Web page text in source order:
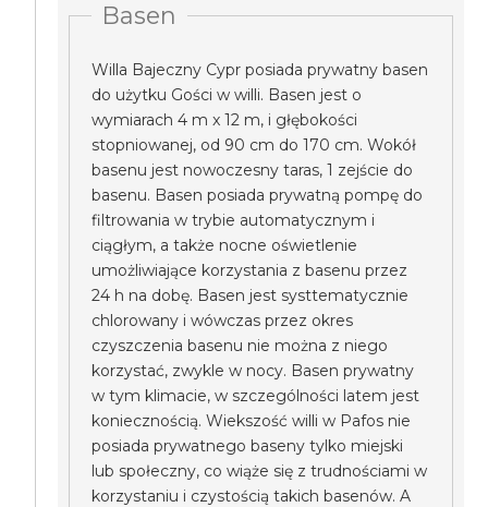
Basen
Willa Bajeczny Cypr posiada prywatny basen
do użytku Gości w willi. Basen jest o
wymiarach 4 m x 12 m, i głębokości
stopniowanej, od 90 cm do 170 cm. Wokół
basenu jest nowoczesny taras, 1 zejście do
basenu. Basen posiada prywatną pompę do
filtrowania w trybie automatycznym i
ciągłym, a także nocne oświetlenie
umożliwiające korzystania z basenu przez
24 h na dobę. Basen jest systtematycznie
chlorowany i wówczas przez okres
czyszczenia basenu nie można z niego
korzystać, zwykle w nocy. Basen prywatny
w tym klimacie, w szczególności latem jest
koniecznością. Wiekszość willi w Pafos nie
posiada prywatnego baseny tylko miejski
lub społeczny, co wiąże się z trudnościami w
korzystaniu i czystością takich basenów. A